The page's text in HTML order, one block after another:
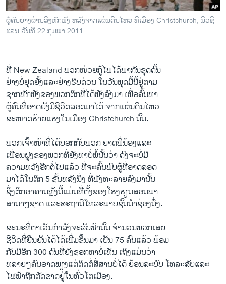
ວີດີໂອ
ສຽງ
ລາຍງານ
ພາສາຕ່າງໆ
ຜູ້ຄົນຍ່າງຜ່ານສິ່ງຫັກພັງ ຫລັງຈາກແຜ່ນດິນໄຫວ ທີ່ເມືອງ Christchurch, ນີວຊີ
ແລນ ວັນທີ 22 ກຸມພາ 2011
ທີ່ New Zealand ພວກໜ່ວຍກູ້ໄພໄດ້ພາກັນຂຸດຄົ້ນ
ຢ່າງບໍ່ຢຸດຢັ້ງແລະຢ່າງຮີບດ່ວນ ໃນວັນພຸດມື້ນີ້ຢູ່​ຕາມ
ຊາກຫັກພັງຂອງພວກຕຶກທີ່ໄດ້ພັງ​ລົງມາ ເພື່ອຄົ້ນຫາ
ຜູ້ຄົນທີ່ອາດຍັງມີຊີວິດລອດມາໄດ້ ຈາກແຜ່ນດິນໄຫວ
ຂະໜາດຮ້າຍແຮງໃນເມືອງ Christchurch ນັ້ນ.
ພວກເຈົ້າໜ້າທີ່ໄດ້ບອກກັບພວກ ຍາດພີ່ນ້ອງແລະ
ເພື່ອນຝູງຂອງພວກທີ່ຍັງຫາບໍ່ພໍ້ນັ້ນວ່າ ຄົງຈະບໍ່ມີ
ຄວາມຫວັງອີກຕໍ່ໄປແລ້ວ ທີ່ຈະຄົ້ນພົບຜູ້ທີ່ອາດລອດ
ມາໄດ້ໃນຕຶກ 5 ຊັ້ນຫລັງ​ນຶ່ງ ທີ່ພັງທະລາຍລົງມານັ້ນ
ຊຶ່ງຕຶກອາຄານຫຼັງນີ້ແມ່ນທີ່​ຕັ້ງຂອງໂຮງຮຽນສອນພາ
ສານາໆຊາດ ແລະສະຖານີໂທລະພາບຊັ້ນນໍາຊ່ອງ​ນຶ່ງ.
ຂະນະທີ່ຕາເວັນກໍາລັງ​ຈະລັບຟ້ານັ້ນ ຈໍານວນພວກເສຍ
ຊີວິດທີ່​ຢືນຢັນ​ໄດ້ໄດ້ເພີ່ມຂຶ້ນມາ ເປັນ 75 ຄົນແລ້ວ ພ້ອມ
ກັບ​ມີອີກ 300 ຄົນທີ່​ຍັງ​ຊອກ​ຫາ​ບໍ່​ເຫັນ​ ເຖິງ​ແມ່ນ​ວ່າ
ຫລາຍໆ​ຄົນ​ອາດ​ພຽງ​ແຕ່ຕິດຕໍ່ສື່ສານບໍ່ໄດ້ ຍ້ອນລະບົບ ໂທລະສັບແລະ
ໄຟຟ້າຖືກຕັດຂາດຢູ່​ໃນ​ທົ່ວ​ໂຕ​ເມືອງ.